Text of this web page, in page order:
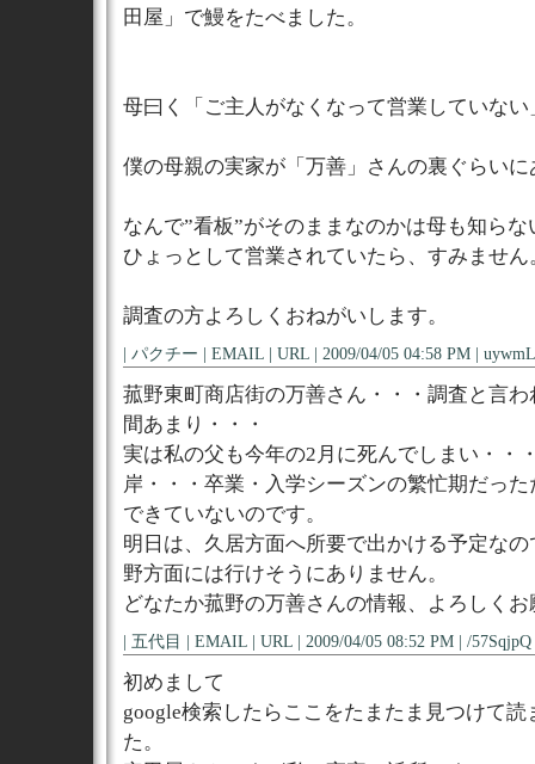
田屋」で鰻をたべました。
母曰く「ご主人がなくなって営業していない
僕の母親の実家が「万善」さんの裏ぐらいに
なんで”看板”がそのままなのかは母も知らな
ひょっとして営業されていたら、すみません
調査の方よろしくおねがいします。
| パクチー | EMAIL | URL | 2009/04/05 04:58 PM |
菰野東町商店街の万善さん・・・調査と言
間あまり・・・
実は私の父も今年の2月に死んでしまい・・
岸・・・卒業・入学シーズンの繁忙期だっ
できていないのです。
明日は、久居方面へ所要で出かける予定な
野方面には行けそうにありません。
どなたか菰野の万善さんの情報、よろしく
| 五代目 | EMAIL | URL | 2009/04/05 08:52 PM | /57SqjpQ
初めまして
google検索したらここをたまたま見つけて
た。